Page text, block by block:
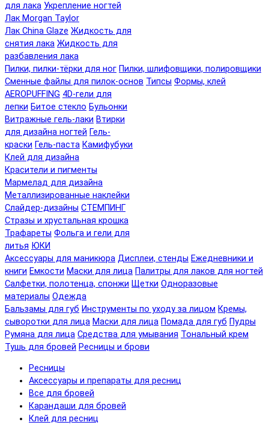
для лака Укрепление ногтей
Лак Morgan Taylor
Лак China Glaze Жидкость для
снятия лака Жидкость для
разбавления лака
Пилки, пилки-тёрки для ног Пилки, шлифовщики, полировщики
Сменные файлы для пилок-основ Типсы Формы, клей
AEROPUFFING 4D-гели для
лепки Битое стекло Бульонки
Витражные гель-лаки Втирки
для дизайна ногтей Гель-
краски Гель-паста Камифубуки
Клей для дизайна
Красители и пигменты
Мармелад для дизайна
Металлизированные наклейки
Слайдер-дизайны СТЕМПИНГ
Стразы и хрустальная крошка
Трафареты Фольга и гели для
литья ЮКИ
Аксессуары для маникюра Дисплеи, стенды Ежедневники и
книги Емкости Маски для лица Палитры для лаков для ногтей
Салфетки, полотенца, спонжи Щетки Одноразовые
материалы Одежда
Бальзамы для губ Инструменты по уходу за лицом Кремы,
сыворотки для лица Маски для лица Помада для губ Пудры
Румяна для лица Средства для умывания Тональный крем
Тушь для бровей Ресницы и брови
Ресницы
Аксессуары и препараты для ресниц
Все для бровей
Карандаши для бровей
Клей для ресниц